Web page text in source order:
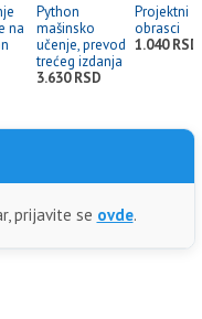
na
Python
mašinsko
učenje, prevod
trećeg izdanja
3.630 RSD
Projektni
obrasci
1.040 RSD
prijavite se ovde.